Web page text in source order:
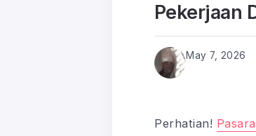
Pekerjaan
May 7, 2026
Perhatian!